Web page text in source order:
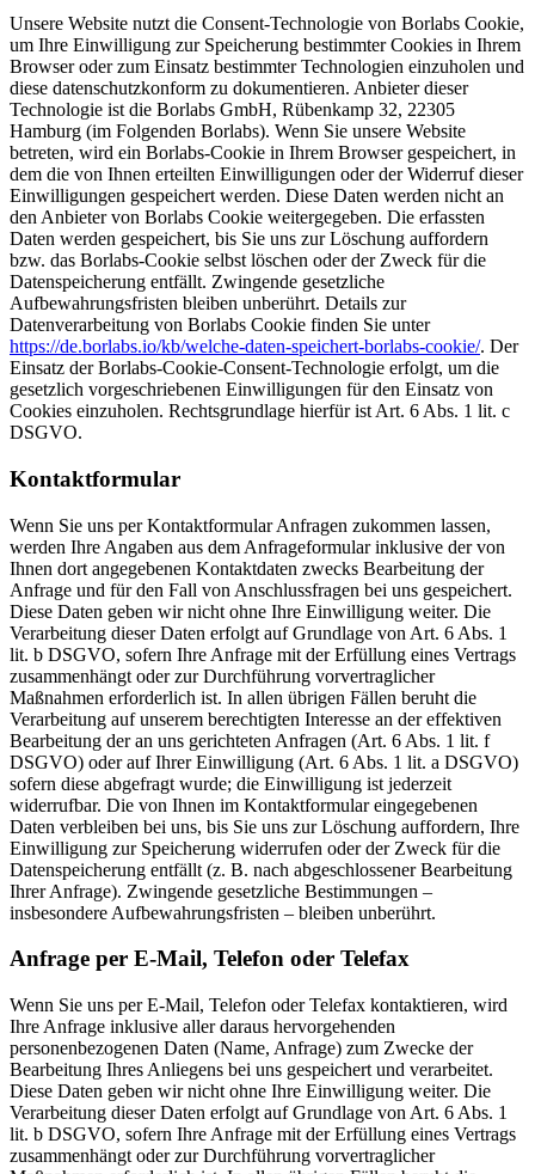
Unsere Website nutzt die Consent-Technologie von Borlabs Cookie,
um Ihre Einwilligung zur Speicherung bestimmter Cookies in Ihrem
Browser oder zum Einsatz bestimmter Technologien einzuholen und
diese datenschutzkonform zu dokumentieren. Anbieter dieser
Technologie ist die Borlabs GmbH, Rübenkamp 32, 22305
Hamburg (im Folgenden Borlabs). Wenn Sie unsere Website
betreten, wird ein Borlabs-Cookie in Ihrem Browser gespeichert, in
dem die von Ihnen erteilten Einwilligungen oder der Widerruf dieser
Einwilligungen gespeichert werden. Diese Daten werden nicht an
den Anbieter von Borlabs Cookie weitergegeben. Die erfassten
Daten werden gespeichert, bis Sie uns zur Löschung auffordern
bzw. das Borlabs-Cookie selbst löschen oder der Zweck für die
Datenspeicherung entfällt. Zwingende gesetzliche
Aufbewahrungsfristen bleiben unberührt. Details zur
Datenverarbeitung von Borlabs Cookie finden Sie unter
https://de.borlabs.io/kb/welche-daten-speichert-borlabs-cookie/. Der
Einsatz der Borlabs-Cookie-Consent-Technologie erfolgt, um die
gesetzlich vorgeschriebenen Einwilligungen für den Einsatz von
Cookies einzuholen. Rechtsgrundlage hierfür ist Art. 6 Abs. 1 lit. c
DSGVO.
Kontaktformular
Wenn Sie uns per Kontaktformular Anfragen zukommen lassen,
werden Ihre Angaben aus dem Anfrageformular inklusive der von
Ihnen dort angegebenen Kontaktdaten zwecks Bearbeitung der
Anfrage und für den Fall von Anschlussfragen bei uns gespeichert.
Diese Daten geben wir nicht ohne Ihre Einwilligung weiter. Die
Verarbeitung dieser Daten erfolgt auf Grundlage von Art. 6 Abs. 1
lit. b DSGVO, sofern Ihre Anfrage mit der Erfüllung eines Vertrags
zusammenhängt oder zur Durchführung vorvertraglicher
Maßnahmen erforderlich ist. In allen übrigen Fällen beruht die
Verarbeitung auf unserem berechtigten Interesse an der effektiven
Bearbeitung der an uns gerichteten Anfragen (Art. 6 Abs. 1 lit. f
DSGVO) oder auf Ihrer Einwilligung (Art. 6 Abs. 1 lit. a DSGVO)
sofern diese abgefragt wurde; die Einwilligung ist jederzeit
widerrufbar. Die von Ihnen im Kontaktformular eingegebenen
Daten verbleiben bei uns, bis Sie uns zur Löschung auffordern, Ihre
Einwilligung zur Speicherung widerrufen oder der Zweck für die
Datenspeicherung entfällt (z. B. nach abgeschlossener Bearbeitung
Ihrer Anfrage). Zwingende gesetzliche Bestimmungen –
insbesondere Aufbewahrungsfristen – bleiben unberührt.
Anfrage per E-Mail, Telefon oder Telefax
Wenn Sie uns per E-Mail, Telefon oder Telefax kontaktieren, wird
Ihre Anfrage inklusive aller daraus hervorgehenden
personenbezogenen Daten (Name, Anfrage) zum Zwecke der
Bearbeitung Ihres Anliegens bei uns gespeichert und verarbeitet.
Diese Daten geben wir nicht ohne Ihre Einwilligung weiter. Die
Verarbeitung dieser Daten erfolgt auf Grundlage von Art. 6 Abs. 1
lit. b DSGVO, sofern Ihre Anfrage mit der Erfüllung eines Vertrags
zusammenhängt oder zur Durchführung vorvertraglicher